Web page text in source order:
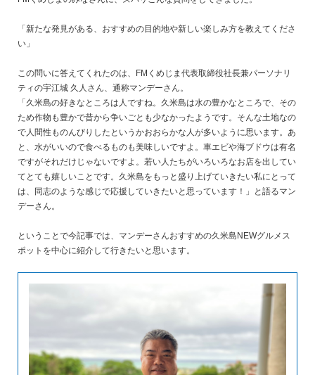
「新たな発見がある、おすすめの目的地や新しい楽しみ方を教えてくださ
い」
この問いに答えてくれたのは、FMくめじま代表取締役社長兼パーソナリ
ティの宇江城 久人さん、通称マンデーさん。
「久米島の好きなところは人ですね。久米島は水の豊かなところで、その
ため作物も豊かで昔から争いごとも少なかったようです。そんな土地なの
で人間性ものんびりしたというかおおらかな人が多いように思います。あ
と、水がいいので食べるものも美味しいですよ。車エビや海ブドウは有名
ですがそれだけじゃないですよ。若い人たちがいろいろなお店を出してい
てとても嬉しいことです。久米島をもっと盛り上げていきたい私にとって
は、同志のような感じで応援していきたいと思っています！」と語るマン
デーさん。
ということで今記事では、マンデーさんおすすめの久米島NEWグルメス
ポットを中心に紹介して行きたいと思います。